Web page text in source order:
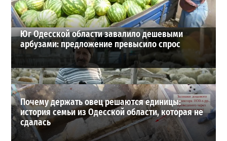
ВИБОР РЕДАКЦИИ
Юг Одесской области завалило дешевыми
арбузами: предложение превысило спрос
Почему держать овец решаются единицы:
история семьи из Одесской области, которая не
сдалась